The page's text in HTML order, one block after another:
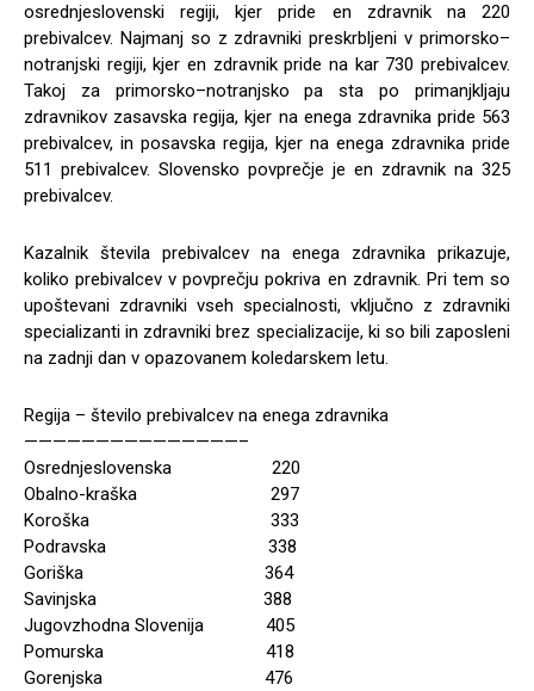
osrednjeslovenski regiji, kjer pride en zdravnik na 220
prebivalcev. Najmanj so z zdravniki preskrbljeni v primorsko–
notranjski regiji, kjer en zdravnik pride na kar 730 prebivalcev.
Takoj za primorsko–notranjsko pa sta po primanjkljaju
zdravnikov zasavska regija, kjer na enega zdravnika pride 563
prebivalcev, in posavska regija, kjer na enega zdravnika pride
511 prebivalcev. Slovensko povprečje je en zdravnik na 325
prebivalcev.
Kazalnik števila prebivalcev na enega zdravnika prikazuje,
koliko prebivalcev v povprečju pokriva en zdravnik. Pri tem so
upoštevani zdravniki vseh specialnosti, vključno z zdravniki
specializanti in zdravniki brez specializacije, ki so bili zaposleni
na zadnji dan v opazovanem koledarskem letu.
Regija – število prebivalcev na enega zdravnika
———————————————–
Osrednjeslovenska 220
Obalno-kraška 297
Koroška 333
Podravska 338
Goriška 364
Savinjska 388
Jugovzhodna Slovenija 405
Pomurska 418
Gorenjska 476